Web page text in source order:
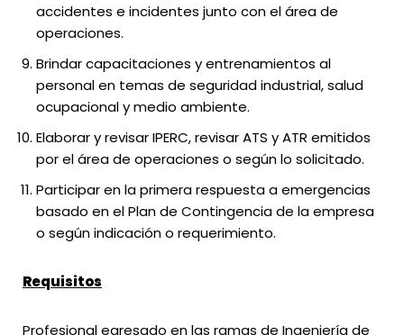
accidentes e incidentes junto con el área de
operaciones.
Brindar capacitaciones y entrenamientos al
personal en temas de seguridad industrial, salud
ocupacional y medio ambiente.
Elaborar y revisar IPERC, revisar ATS y ATR emitidos
por el área de operaciones o según lo solicitado.
Participar en la primera respuesta a emergencias
basado en el Plan de Contingencia de la empresa
o según indicación o requerimiento.
Requisitos
Profesional egresado en las ramas de Ingeniería de